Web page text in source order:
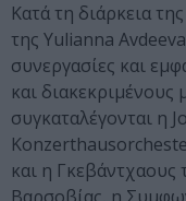
Κατά τη διάρκεια
της Yulianna
συνεργασίες και
και
συγκαταλέγονται η
και η Γκεβάντχαους